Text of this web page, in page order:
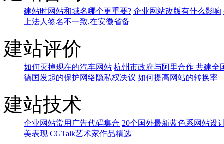
建站时网站和域名哪个更重要? 企业网站改版有什么影响
上法人签名不一致,在安徽省备
建站评价
如何灭掉现在的汽车网站 杭州市政府与阿里合作 共建全
德国发起的保护网络隐私权决议 如何提高网站的转换率
建站技术
企业网站常用广告代码集合 20个国外最新蓝色系网站设
美表现 CGTalk艺术家作品精选